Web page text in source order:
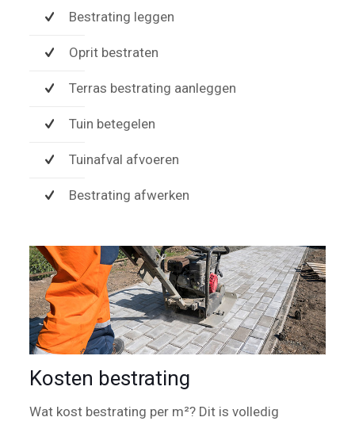
Bestrating leggen
Oprit bestraten
Terras bestrating aanleggen
Tuin betegelen
Tuinafval afvoeren
Bestrating afwerken
Kosten bestrating
Wat kost bestrating per m²? Dit is volledig